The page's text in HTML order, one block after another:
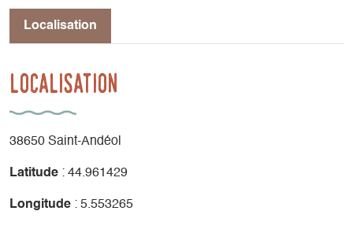
Localisation
Localisation
38650 Saint-Andéol
Latitude : 44.961429
Longitude : 5.553265